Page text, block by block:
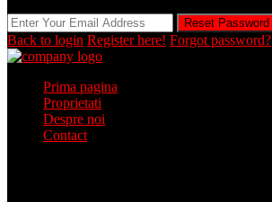
Reset Password
Back to login Register here! Forgot password?
Prima pagina
Proprietati
Despre noi
Contact